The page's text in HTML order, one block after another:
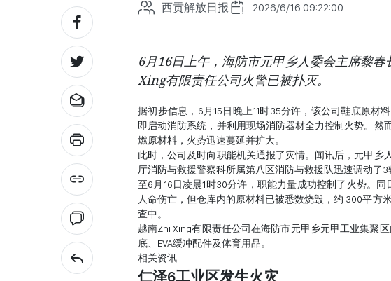
西贡解放日报 2026/6/16 09:22:00
6月16日上午，海防市元甲乡人委会主席黎
Xing有限责任公司火警已被扑灭。
据初步信息，6月15日晚上11时35分许，该公司鞋底原材
即启动消防系统，并利用现场消防器材全力控制火势。
燃原材料，火势迅速蔓延并扩大。
此时，公司及时向职能机关通报了灾情。闻讯后，元甲
厅消防与救援警察科所属第八区消防与救援队迅速调动了
至6月16日凌晨1时30分许，职能力量成功控制了火势。
人命伤亡，但仓库内的原材料已被悉数烧毁，约 300平方
查中。
越南Zhi Xing有限责任公司在海防市元甲乡元甲工业集聚
底、EVA缓冲配件及体育用品。
相关资讯
仁泽6工业区发生火灾